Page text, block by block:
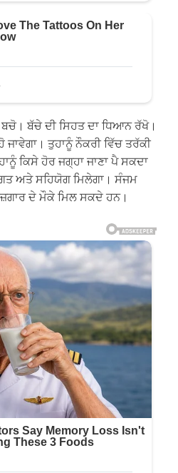
ਬੱਚੇ ਦੀ ਸਿਹਤ ਦਾ ਧਿਆਨ ਰੱਖੋ।
ਤੁਹਾਨੂੰ ਨੌਕਰੀ ਵਿੱਚ ਤਰੱਕੀ
ਕਿਸੇ ਹੋਰ ਜਗ੍ਹਾ ਜਾਣਾ ਪੈ ਸਕਦਾ
ਅਤੇ ਸਹਿਯੋਗ ਮਿਲੇਗਾ। ਸੰਜਮ
ਦੇ ਮੌਕੇ ਮਿਲ ਸਕਦੇ ਹਨ।